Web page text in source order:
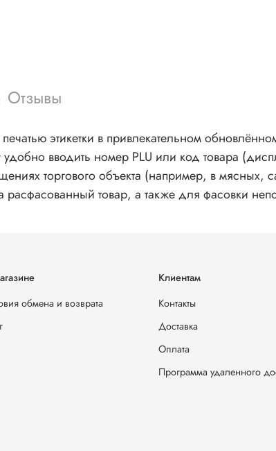
Отзывы
этикетки в привлекательном
вводить номер PLU или код товара
торгового объекта (например, в мясных,
расфасованный товар, а также для фасовки
обмена и возврата
Клиентам
Контакты
Доставка
Оплата
Программа удаленного